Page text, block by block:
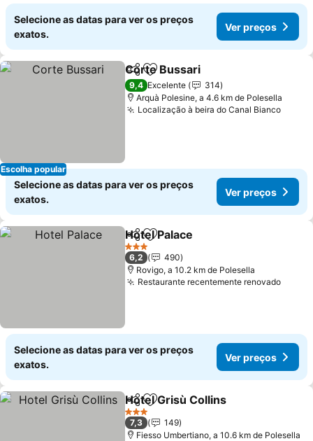
Selecione as datas para ver os preços
exatos.
Ver preços
Escolha popular
PartilharAdicionar aos favoritos
Corte Bussari
9,4 Excelente
314
Arquà Polesine, a 4.6 km de Polesella
Localização à beira do Canal BiancoVer
Selecione as datas para ver os preços
exatos.
Ver preços
PartilharAdicionar aos favoritos
Hotel Palace
3 Estrelas
6,2
490
Rovigo, a 10.2 km de Polesella
Restaurante recentemente renovadoVer
Selecione as datas para ver os preços
exatos.
Ver preços
PartilharAdicionar aos favoritos
Hotel Grisù Collins
3 Estrelas
7,3
149
Fiesso Umbertiano, a 10.6 km de Polesella